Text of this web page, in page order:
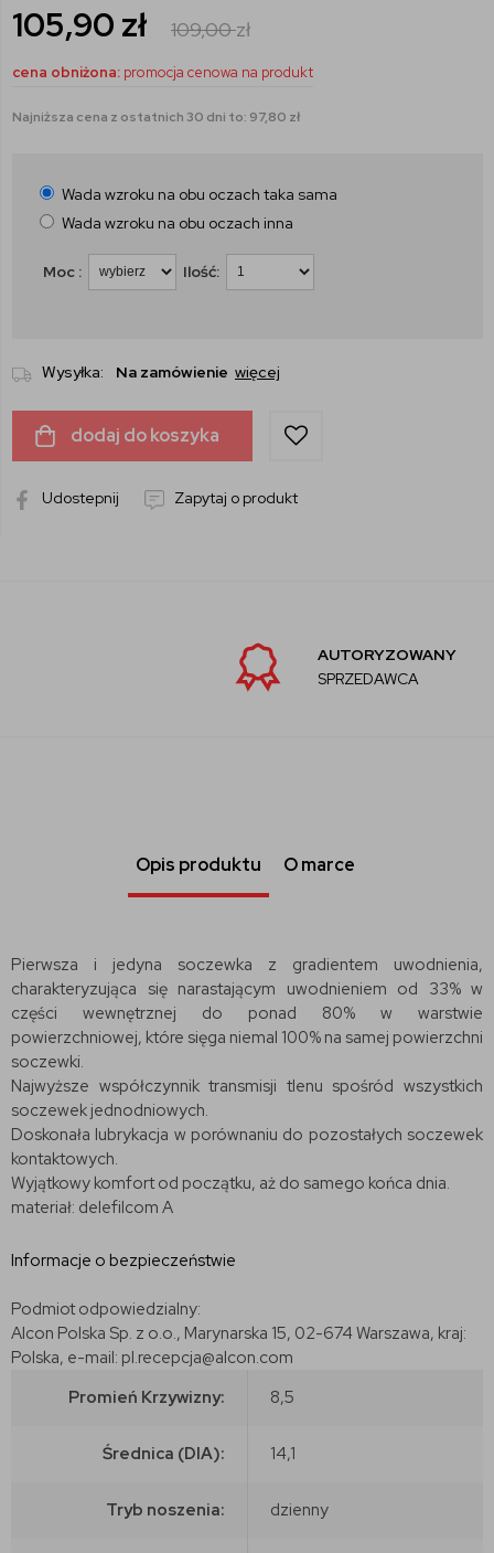
105,90 zł 109,00zł
cena obniżona: promocja cenowa na produkt
Najniższa cena z ostatnich 30 dni to: 97,80 zł
Wada wzroku na obu oczach taka sama
Wada wzroku na obu oczach inna
Moc : Ilość:
Wysyłka: Na zamówienie więcej
dodaj do koszyka
Udostepnij Zapytaj o produkt
AUTORYZOWANY
SPRZEDAWCA
Opis produktu O marce
Pierwsza i jedyna soczewka z gradientem uwodnienia,
charakteryzująca się narastającym uwodnieniem od 33% w
części wewnętrznej do ponad 80% w warstwie
powierzchniowej, które sięga niemal 100% na samej powierzchni
soczewki.
Najwyższe współczynnik transmisji tlenu spośród wszystkich
soczewek jednodniowych.
Doskonała lubrykacja w porównaniu do pozostałych soczewek
kontaktowych.
Wyjątkowy komfort od początku, aż do samego końca dnia.
materiał: delefilcom A
Informacje o bezpieczeństwie
Podmiot odpowiedzialny:
Alcon Polska Sp. z o.o., Marynarska 15, 02-674 Warszawa, kraj:
Polska, e-mail: pl.recepcja@alcon.com
Promień Krzywizny:
8,5
Średnica (DIA): 14,1
Tryb noszenia: dzienny